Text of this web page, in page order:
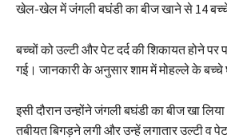
खेल-खेल में जंगली बघंडी का बीज खाने से 14
बच्चों को उल्टी और पेट दर्द की शिकायत होने
गई। जानकारी के अनुसार शाम में मोहल्ले के
इसी दौरान उन्होंने जंगली बघंडी का बीज खा
तबीयत बिगड़ने लगी और उन्हें लगातार उल्टी व